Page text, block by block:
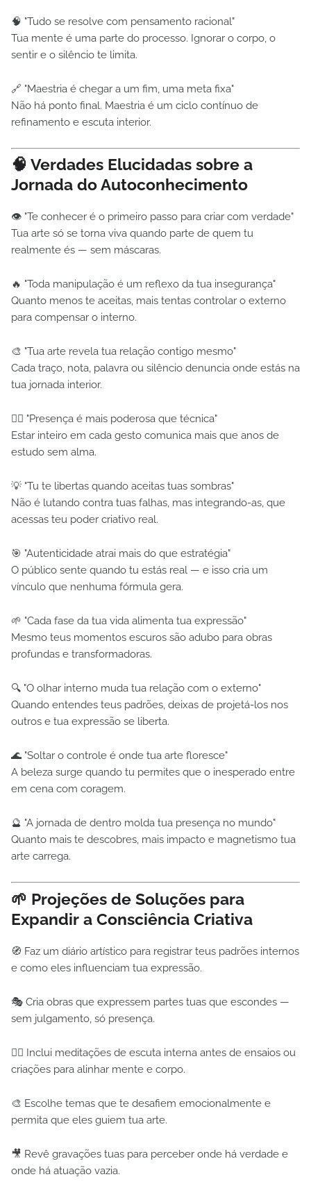
🧠 "Tudo se resolve com pensamento racional"
Tua mente é uma parte do processo. Ignorar o corpo, o
sentir e o silêncio te limita.
🔗 "Maestria é chegar a um fim, uma meta fixa"
Não há ponto final. Maestria é um ciclo contínuo de
refinamento e escuta interior.
🧠 Verdades Elucidadas sobre a
Jornada do Autoconhecimento
👁 "Te conhecer é o primeiro passo para criar com verdade"
Tua arte só se torna viva quando parte de quem tu
realmente és — sem máscaras.
🔥 "Toda manipulação é um reflexo da tua insegurança"
Quanto menos te aceitas, mais tentas controlar o externo
para compensar o interno.
🎨 "Tua arte revela tua relação contigo mesmo"
Cada traço, nota, palavra ou silêncio denuncia onde estás na
tua jornada interior.
🧘‍♂️ "Presença é mais poderosa que técnica"
Estar inteiro em cada gesto comunica mais que anos de
estudo sem alma.
💡 "Tu te libertas quando aceitas tuas sombras"
Não é lutando contra tuas falhas, mas integrando-as, que
acessas teu poder criativo real.
🎯 "Autenticidade atrai mais do que estratégia"
O público sente quando tu estás real — e isso cria um
vínculo que nenhuma fórmula gera.
🌱 "Cada fase da tua vida alimenta tua expressão"
Mesmo teus momentos escuros são adubo para obras
profundas e transformadoras.
🔍 "O olhar interno muda tua relação com o externo"
Quando entendes teus padrões, deixas de projetá-los nos
outros e tua expressão se liberta.
🌊 "Soltar o controle é onde tua arte floresce"
A beleza surge quando tu permites que o inesperado entre
em cena com coragem.
🔮 "A jornada de dentro molda tua presença no mundo"
Quanto mais te descobres, mais impacto e magnetismo tua
arte carrega.
🌱 Projeções de Soluções para
Expandir a Consciência Criativa
🧭 Faz um diário artístico para registrar teus padrões internos
e como eles influenciam tua expressão.
🎭 Cria obras que expressem partes tuas que escondes —
sem julgamento, só presença.
🧘‍♀️ Inclui meditações de escuta interna antes de ensaios ou
criações para alinhar mente e corpo.
🎨 Escolhe temas que te desafiem emocionalmente e
permita que eles guiem tua arte.
🎥 Revê gravações tuas para perceber onde há verdade e
onde há atuação vazia.